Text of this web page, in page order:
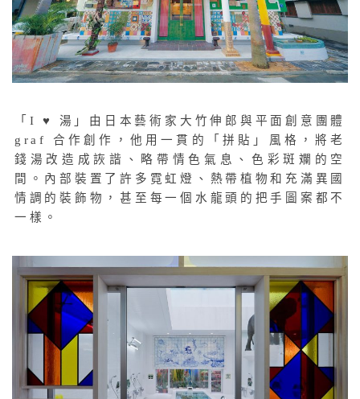
「I ♥ 湯」由日本藝術家大竹伸郎與平面創意團體
graf 合作創作，他用一貫的「拼貼」風格，將老
錢湯改造成詼諧、略帶情色氣息、色彩斑斕的空
間。內部裝置了許多霓虹燈、熱帶植物和充滿異國
情調的裝飾物，甚至每一個水龍頭的把手圖案都不
一樣。